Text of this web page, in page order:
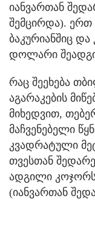
იანვართან
შემცირდა). ერთ
ბაკურიანშიც
დოლარი
რაც შეეხება
აგარაკების
მიხედვით,
მაჩვენებელი
კვადრატული
თვესთან
ადგილი
(იანვართან